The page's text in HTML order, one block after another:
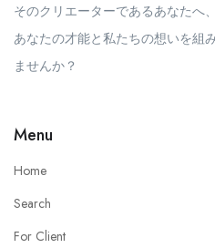
そのクリエーターであるあなたへ
あなたの才能と私たちの想いを組
ませんか？
Menu
Home
Search
For Client